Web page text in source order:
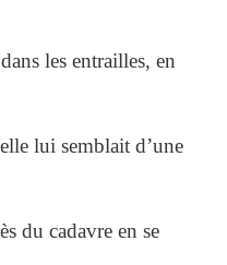
les entrailles, en
lui semblait d’une
du cadavre en se